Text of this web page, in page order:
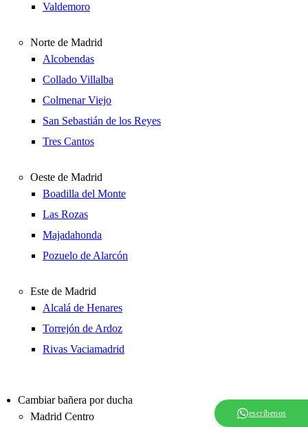
Valdemoro
Norte de Madrid
Alcobendas
Collado Villalba
Colmenar Viejo
San Sebastián de los Reyes
Tres Cantos
Oeste de Madrid
Boadilla del Monte
Las Rozas
Majadahonda
Pozuelo de Alarcón
Este de Madrid
Alcalá de Henares
Torrejón de Ardoz
Rivas Vaciamadrid
Cambiar bañera por ducha
Madrid Centro
escríbenos